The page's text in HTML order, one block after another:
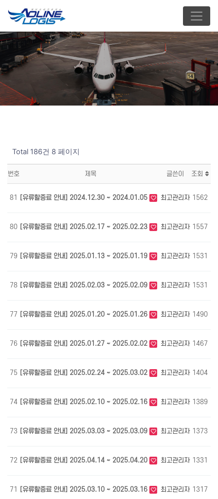
Total 186건 8 페이지
번호 제목 글쓴이 조회
81 [유류할증료 안내] 2024.12.30 ~ 2024.01.05 최고관리자 1562
80 [유류할증료 안내] 2025.02.17 ~ 2025.02.23 최고관리자 1557
79 [유류할증료 안내] 2025.01.13 ~ 2025.01.19 최고관리자 1531
78 [유류할증료 안내] 2025.02.03 ~ 2025.02.09 최고관리자 1531
77 [유류할증료 안내] 2025.01.20 ~ 2025.01.26 최고관리자 1490
76 [유류할증료 안내] 2025.01.27 ~ 2025.02.02 최고관리자 1467
75 [유류할증료 안내] 2025.02.24 ~ 2025.03.02 최고관리자 1404
74 [유류할증료 안내] 2025.02.10 ~ 2025.02.16 최고관리자 1389
73 [유류할증료 안내] 2025.03.03 ~ 2025.03.09 최고관리자 1373
72 [유류할증료 안내] 2025.04.14 ~ 2025.04.20 최고관리자 1331
71 [유류할증료 안내] 2025.03.10 ~ 2025.03.16 최고관리자 1317